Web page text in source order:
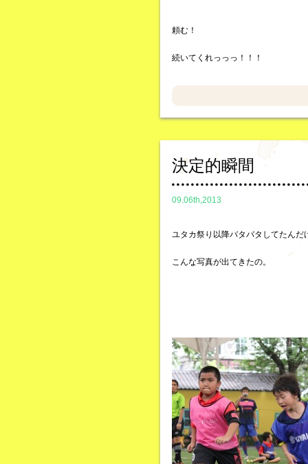
頼む！
続いてくれっっっ！！！
決定的瞬間
09.06th,2013
ユタカ祭り以降バタバタしてたん
こんな写真が出てきたの。